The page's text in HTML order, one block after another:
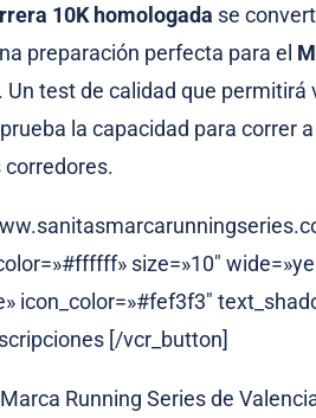
10K homologada se
preparación perfecta para el
test de calidad que permitirá
la capacidad para correr
size=»10″
icon_color=»#fef3f3″
[/vcr_button]
Running Series de